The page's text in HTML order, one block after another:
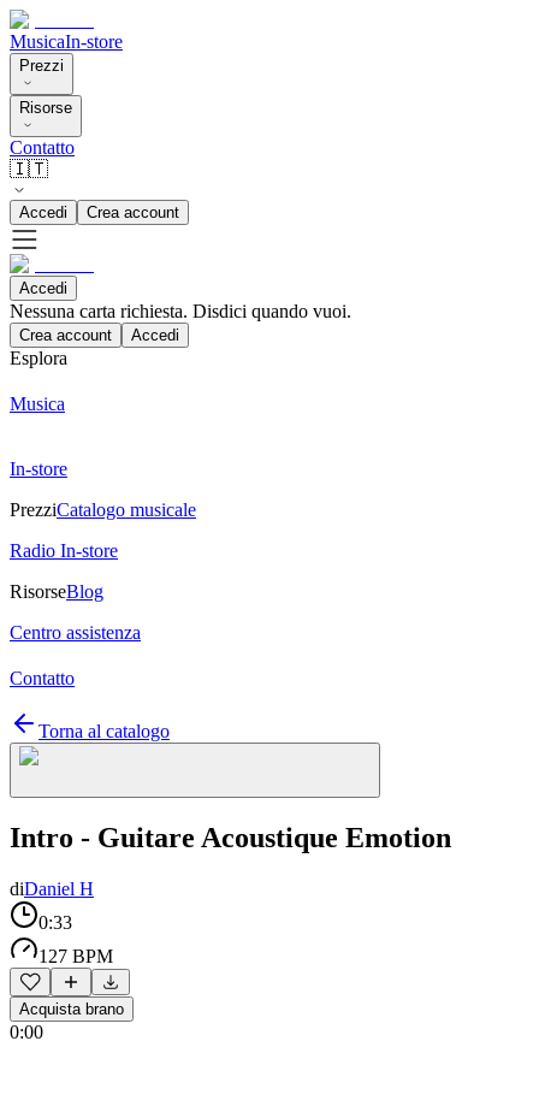
MusicaIn-store
Prezzi
Risorse
Contatto
🇮🇹
Accedi Crea account
Accedi
Nessuna carta richiesta. Disdici quando vuoi.
Crea account Accedi
Esplora
Musica
In-store
PrezziCatalogo musicale
Radio In-store
RisorseBlog
Centro assistenza
Contatto
Torna al catalogo
Intro - Guitare Acoustique Emotion
diDaniel H
0:33
127 BPM
Acquista brano
0:00